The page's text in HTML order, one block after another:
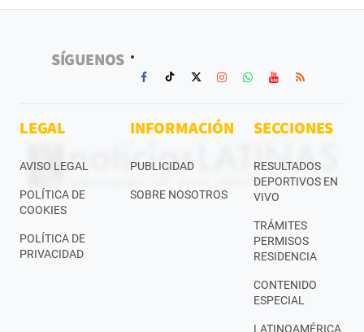
SÍGUENOS
LEGAL
AVISO LEGAL
POLÍTICA DE
COOKIES
POLÍTICA DE
PRIVACIDAD
INFORMACIÓN
PUBLICIDAD
SOBRE NOSOTROS
SECCIONES
RESULTADOS
DEPORTIVOS EN
VIVO
TRÁMITES
PERMISOS
RESIDENCIA
CONTENIDO
ESPECIAL
LATINOAMÉRICA